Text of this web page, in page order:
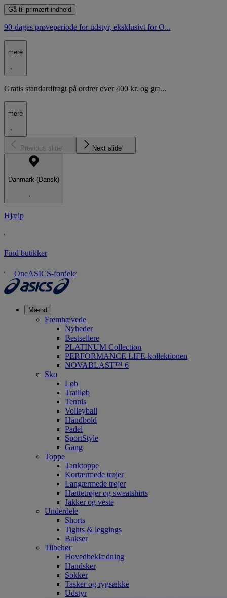
Gå til primært indhold
90-dages prøveperiode for udstyr, eksklusivt for O...
mere
Gratis standardfragt på ordrer over 400 kr. og gra...
mere
Previous slide Next slide
Danmark (Dansk)
Hjælp
Find butikker
OneASICS-fordele
Mænd
Fremhævede
Nyheder
Bestsellere
PLATINUM Collection
PERFORMANCE LIFE-kollektionen
NOVABLAST™ 6
Sko
Løb
Trailløb
Tennis
Volleyball
Håndbold
Padel
SportStyle
Gang
Toppe
Tanktoppe
Kortærmede trøjer
Langærmede trøjer
Hættetrøjer og sweatshirts
Jakker og veste
Underdele
Shorts
Tights & leggings
Bukser
Tilbehør
Hovedbeklædning
Handsker
Sokker
Tasker og rygsække
Udstyr